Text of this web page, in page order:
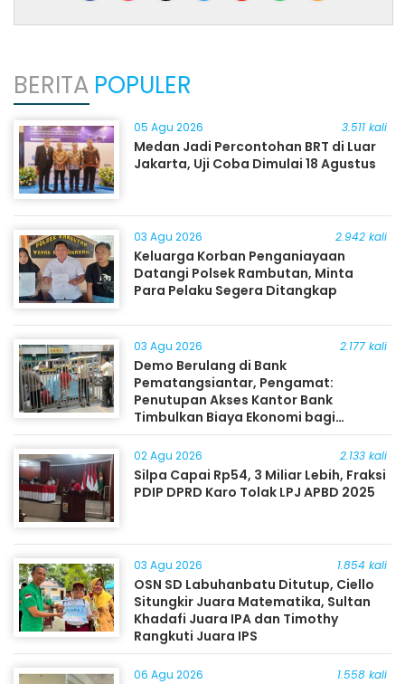
BERITA POPULER
05 Agu 2026 3.511 kali
Medan Jadi Percontohan BRT di Luar
Jakarta, Uji Coba Dimulai 18 Agustus
03 Agu 2026 2.942 kali
Keluarga Korban Penganiayaan
Datangi Polsek Rambutan, Minta
Para Pelaku Segera Ditangkap
03 Agu 2026 2.177 kali
Demo Berulang di Bank
Pematangsiantar, Pengamat:
Penutupan Akses Kantor Bank
Timbulkan Biaya Ekonomi bagi
Masyarakat
02 Agu 2026 2.133 kali
Silpa Capai Rp54, 3 Miliar Lebih, Fraksi
PDIP DPRD Karo Tolak LPJ APBD 2025
03 Agu 2026 1.854 kali
OSN SD Labuhanbatu Ditutup, Ciello
Situngkir Juara Matematika, Sultan
Khadafi Juara IPA dan Timothy
Rangkuti Juara IPS
06 Agu 2026 1.558 kali